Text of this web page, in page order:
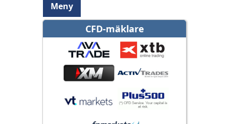
Meny
CFD-mäklare